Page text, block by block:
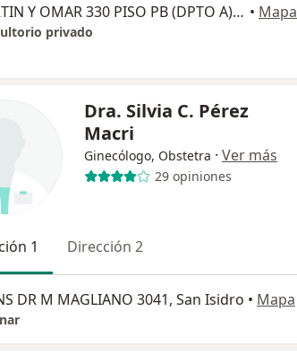
MARTIN Y OMAR 330 PISO PB (DPTO A), San Isidro • Mapa
privado
Dra. Silvia C. Pérez
Macri
Ginecólogo, Obstetra · Ver más
29 opiniones
1 Dirección 2
DR M MAGLIANO 3041, San Isidro • Mapa